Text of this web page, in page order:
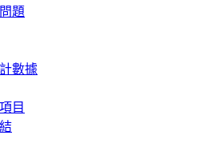
題
數據
目